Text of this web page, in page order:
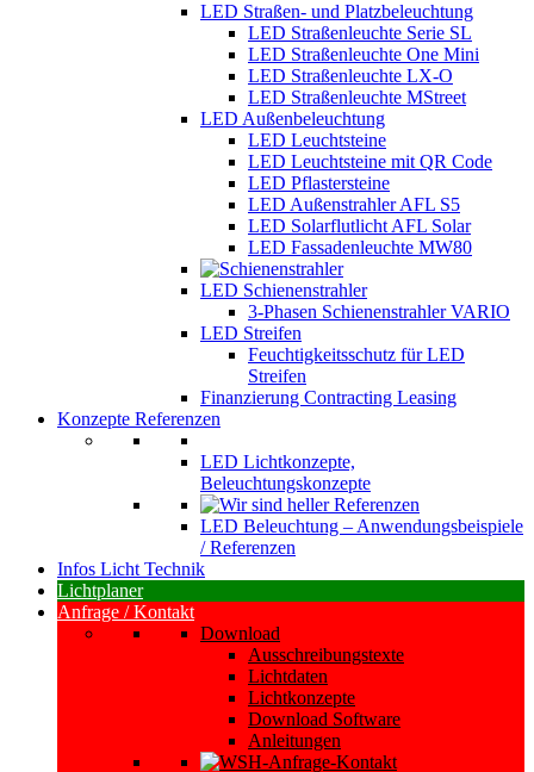
LED Straßen- und Platzbeleuchtung
LED Straßenleuchte Serie SL
LED Straßenleuchte One Mini
LED Straßenleuchte LX-O
LED Straßenleuchte MStreet
LED Außenbeleuchtung
LED Leuchtsteine
LED Leuchtsteine mit QR Code
LED Pflastersteine
LED Außenstrahler AFL S5
LED Solarflutlicht AFL Solar
LED Fassadenleuchte MW80
LED Schienenstrahler
3-Phasen Schienenstrahler VARIO
LED Streifen
Feuchtigkeitsschutz für LED
Streifen
Finanzierung Contracting Leasing
Konzepte Referenzen
LED Lichtkonzepte,
Beleuchtungskonzepte
LED Beleuchtung – Anwendungsbeispiele
/ Referenzen
Infos Licht Technik
Lichtplaner
Anfrage / Kontakt
Download
Ausschreibungstexte
Lichtdaten
Lichtkonzepte
Download Software
Anleitungen